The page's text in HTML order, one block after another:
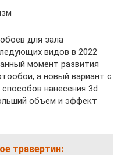
для зала
видов в 2022
момент развития
а новый вариант с
нанесения 3d
объем и эффект
травертин: